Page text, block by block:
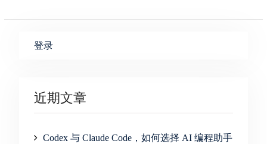
登录
近期文章
Codex 与 Claude Code，如何选择 AI 编程助手